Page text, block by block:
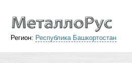
Регион: Республика Башкортостан